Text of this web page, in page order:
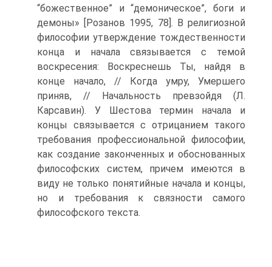
“божественное” и “демоническое”, боги и
демоны» [Розанов 1995, 78]. В религиозной
философии утверждение тождественности
конца и начала связывается с темой
воскресения: Воскреснешь Ты, найдя в
конце начало, // Когда умру, Умершего
приняв, // Начальность превзойдя (Л.
Карсавин). У Шестова термин начала и
концы связывается с отрицанием такого
требования профессиональной философии,
как создание законченных и обоснованных
философских систем, причем имеются в
виду не только понятийные начала и концы,
но и требования к связности самого
философского текста.